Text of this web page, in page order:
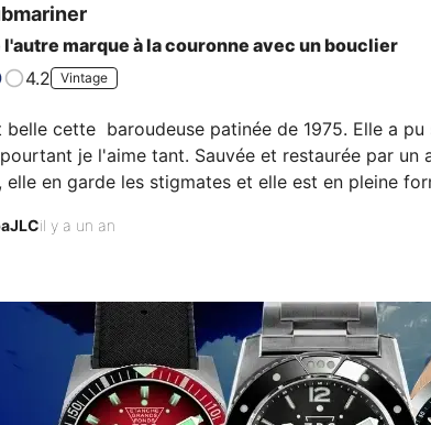
l'autre marque à la couronne avec un bouclier
4.2
Vintage
belle cette  baroudeuse patinée de 1975. Elle a
je l'aime tant. Sauvée et restaurée par un
elle en garde les stigmates et elle est en pleine
qu'elle assumerait sans doute encore. Ses
ses index et aiguilles tritium un peu baveux
il y a un an